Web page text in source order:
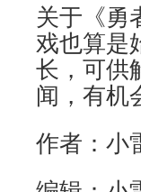
关于《勇
戏也算是
长，可供
闻，有机
作者：小